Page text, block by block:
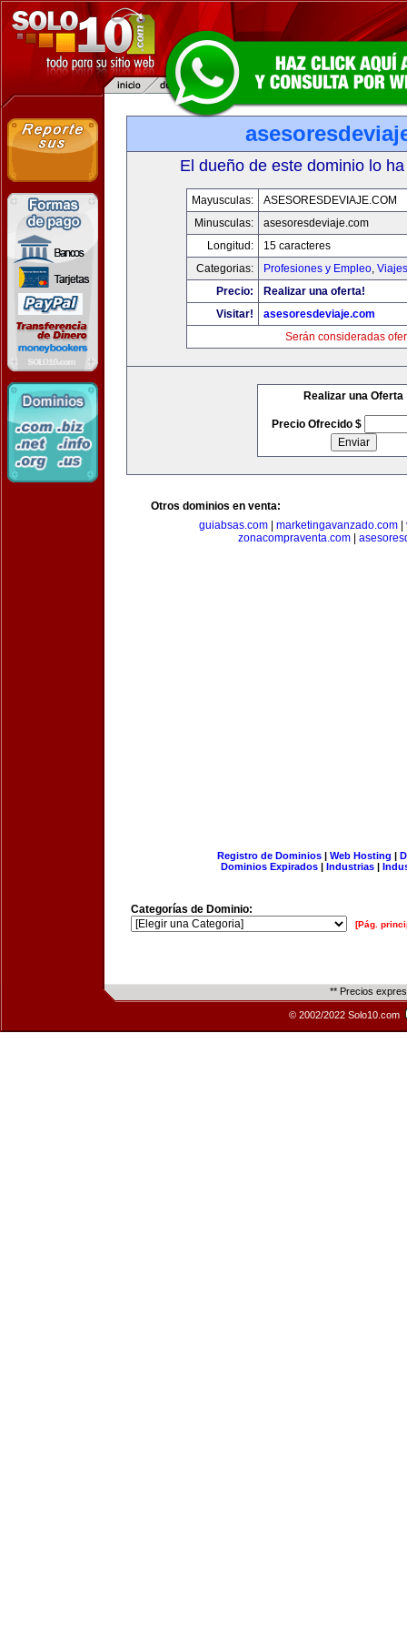
El dueño de este dominio lo
Mayusculas:
ASESORESDEVIAJE.COM
Minusculas:
asesoresdeviaje.com
Longitud:
15 caracteres
Categorias:
Profesiones y Empleo,
Precio:
Realizar una oferta!
Visitar!
asesoresdeviaje.com
Serán consideradas
Realizar una Oferta
Precio Ofrecido $
Otros dominios en venta:
guiabsas.com
marketingavanzado.com
zonacompraventa.com|
Registro de Dominios| Web Hosting |
Dominios Expirados | Industrias |
Categorías de Dominio:
[Pág.
** Precios
© 2002/2022 Solo10.com